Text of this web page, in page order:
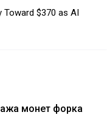
Toward $370 as AI
монет форка